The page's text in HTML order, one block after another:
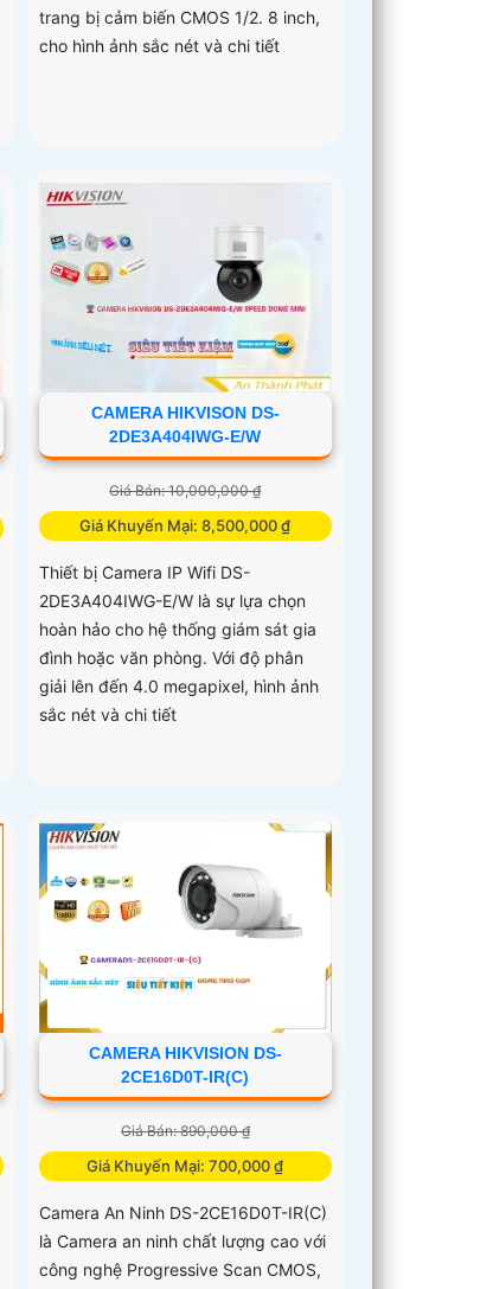
trang bị cảm biến CMOS 1/2. 8 inch,
cho hình ảnh sắc nét và chi tiết
CAMERA HIKVISON DS-
2DE3A404IWG-E/W
Giá Bán: 10,000,000 ₫
Giá Khuyến Mại: 8,500,000 ₫
Thiết bị Camera IP Wifi DS-
2DE3A404IWG-E/W là sự lựa chọn
hoàn hảo cho hệ thống giám sát gia
đình hoặc văn phòng. Với độ phân
giải lên đến 4.0 megapixel, hình ảnh
sắc nét và chi tiết
CAMERA HIKVISION DS-
2CE16D0T-IR(C)
Giá Bán: 890,000 ₫
Giá Khuyến Mại: 700,000 ₫
Camera An Ninh DS-2CE16D0T-IR(C)
là Camera an ninh chất lượng cao với
công nghệ Progressive Scan CMOS,